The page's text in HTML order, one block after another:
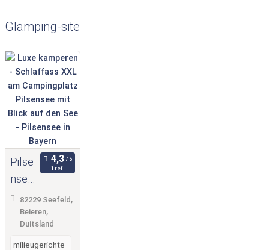
Glamping-site
Pilse
nsee
in
Baye
1 ref.
82229 Seefeld,
Beieren,
Duitsland
milieugerichte